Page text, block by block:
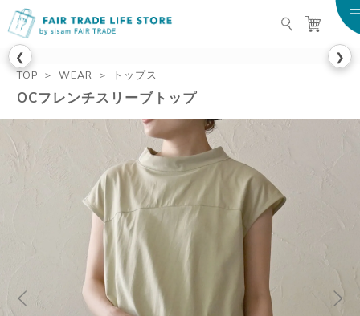
FAIR TRADE LIFE
❮ ❯
TOP WEAR トップス
OCフレンチスリーブトップ